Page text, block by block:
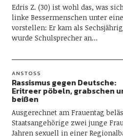
Edris Z. (30) ist wohl das, was
linke Bessermenschen unter
vorstellen: Er kam als
wurde Schulsprecher an…
ANSTOSS
Rassismus gegen Deutsche:
Eritreer pöbeln, grabschen
beißen
Ausgerechnet am Frauentag
Staatsangehörige zwei junge
Jahren sexuell in einer